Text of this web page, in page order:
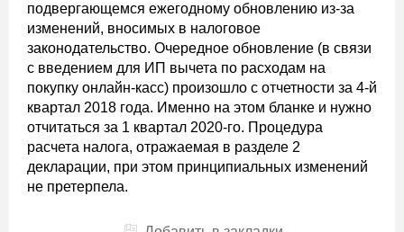
подвергающемся ежегодному обновлению из-за
изменений, вносимых в налоговое
законодательство. Очередное обновление (в связи
с введением для ИП вычета по расходам на
покупку онлайн-касс) произошло с отчетности за 4-й
квартал 2018 года. Именно на этом бланке и нужно
отчитаться за 1 квартал 2020-го. Процедура
расчета налога, отражаемая в разделе 2
декларации, при этом принципиальных изменений
не претерпела.